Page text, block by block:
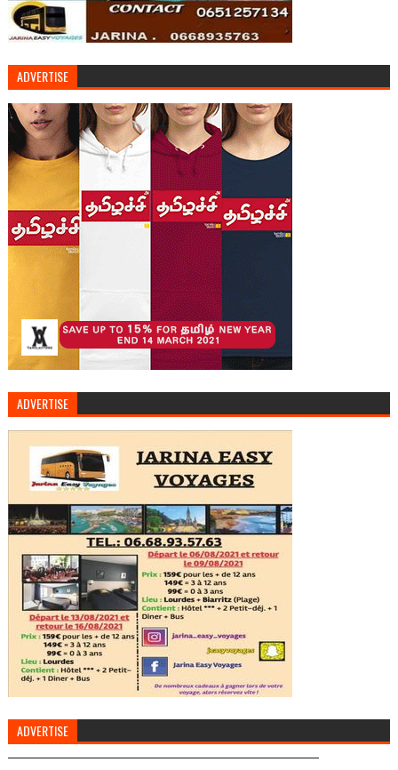
ADVERTISE
ADVERTISE
ADVERTISE